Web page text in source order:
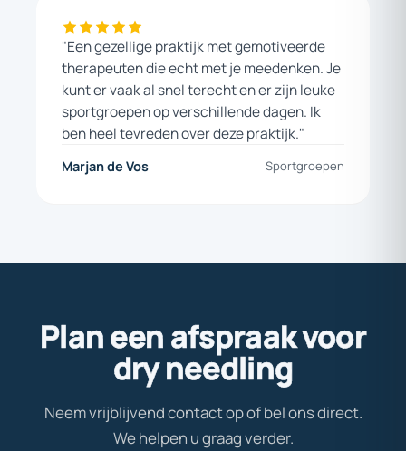
"Een gezellige praktijk met gemotiveerde
therapeuten die echt met je meedenken. Je
kunt er vaak al snel terecht en er zijn leuke
sportgroepen op verschillende dagen. Ik
ben heel tevreden over deze praktijk."
Marjan de Vos Sportgroepen
Planeenafspraakvoor
dryneedling
Neem vrijblijvend contact op of bel ons direct.
We helpen u graag verder.